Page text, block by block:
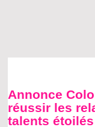
Annonce
réussir les
talents étoilés